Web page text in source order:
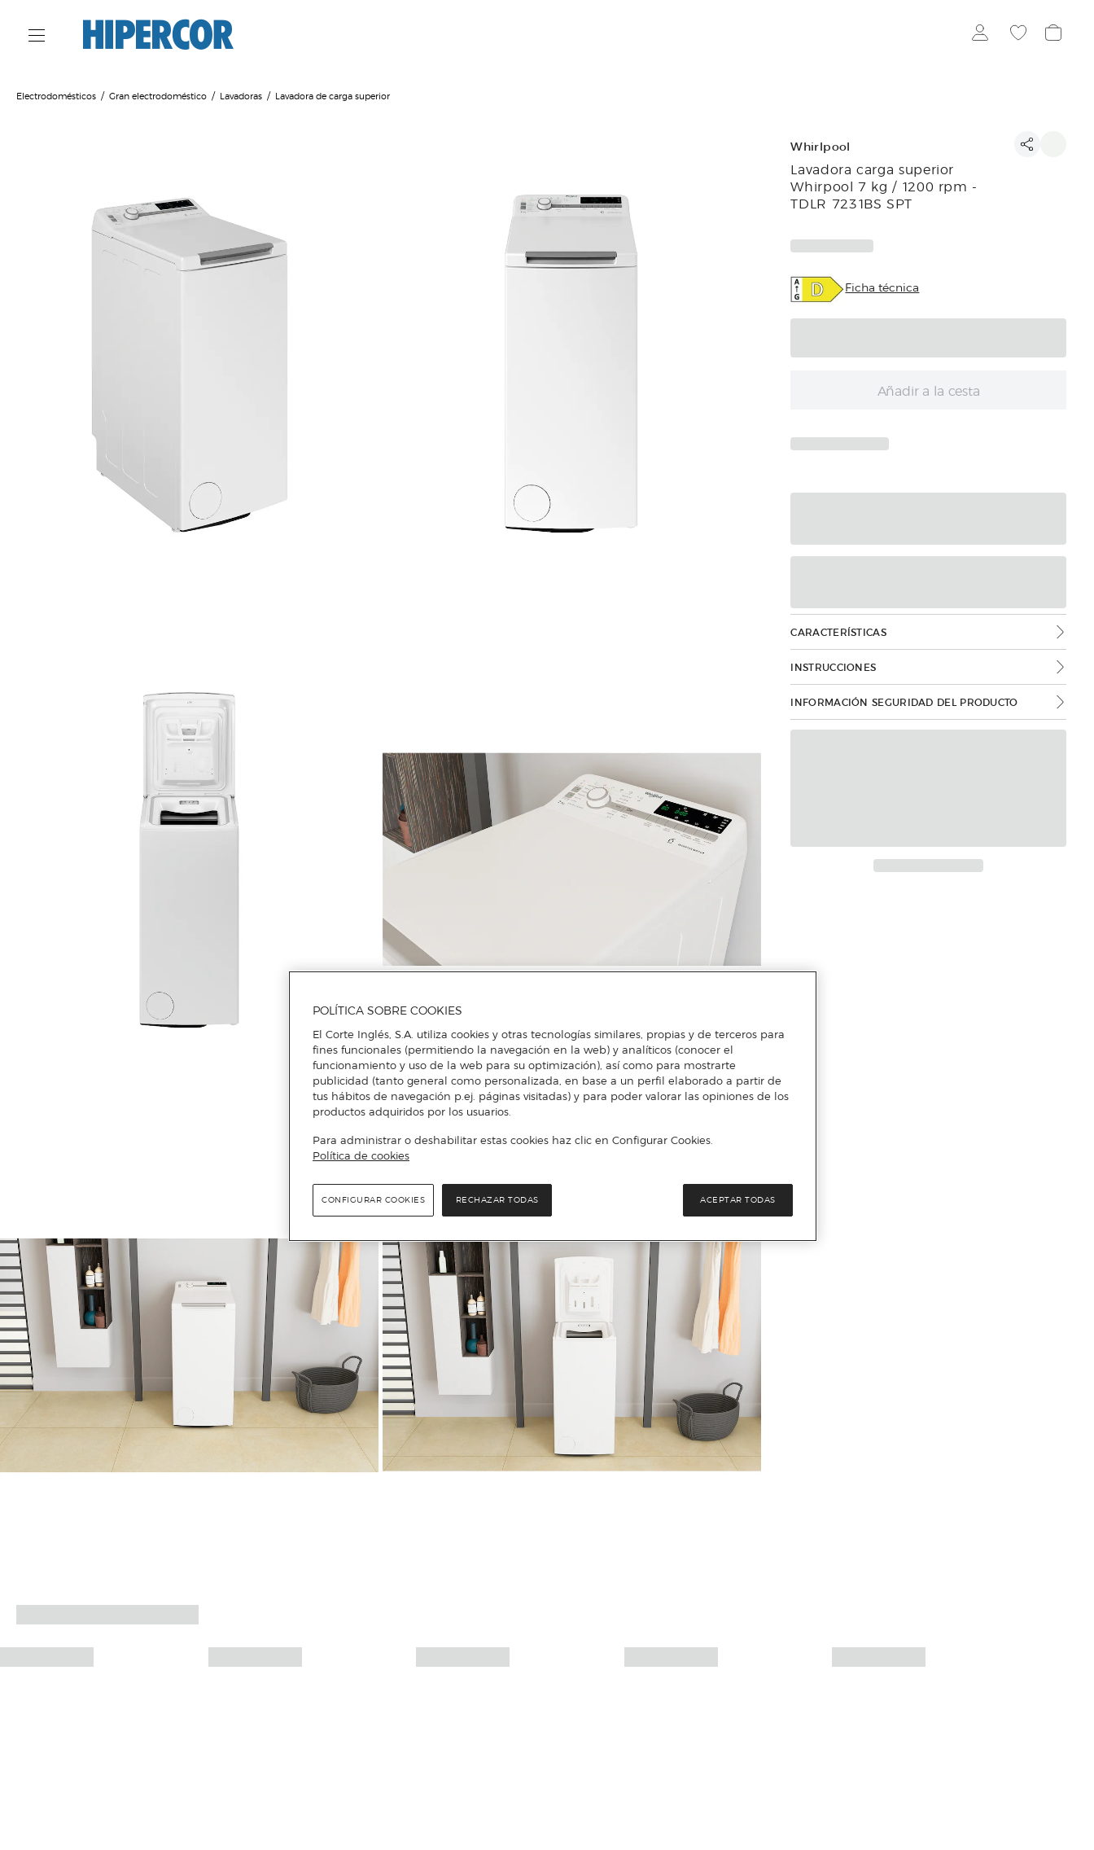
Electrodomésticos Gran electrodoméstico Lavadoras Lavadora de carga superior
Whirlpool
Lavadora carga superior
Whirpool 7 kg / 1200 rpm -
TDLR 7231BS SPT
Ficha técnica
Añadir a la cesta
CARACTERÍSTICAS
INSTRUCCIONES
INFORMACIÓN SEGURIDAD DEL PRODUCTO
POLÍTICA SOBRE COOKIES
El Corte Inglés, S.A. utiliza cookies y otras tecnologías similares, propias y de terceros para
fines funcionales (permitiendo la navegación en la web) y analíticos (conocer el
funcionamiento y uso de la web para su optimización), así como para mostrarte
publicidad (tanto general como personalizada, en base a un perfil elaborado a partir de
tus hábitos de navegación p.ej. páginas visitadas) y para poder valorar las opiniones de los
productos adquiridos por los usuarios.
Para administrar o deshabilitar estas cookies haz clic en Configurar Cookies.
Política de cookies
RECHAZAR TODAS ACEPTAR TODAS
CONFIGURAR COOKIES